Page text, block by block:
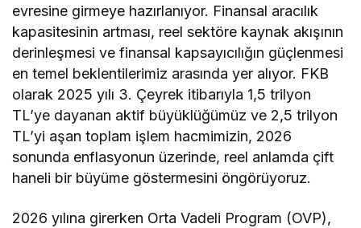
evresine girmeye hazırlanıyor. Finansal aracılık
kapasitesinin artması, reel sektöre kaynak akışının
derinleşmesi ve finansal kapsayıcılığın güçlenmesi
en temel beklentilerimiz arasında yer alıyor. FKB
olarak 2025 yılı 3. Çeyrek itibarıyla 1,5 trilyon
TL’ye dayanan aktif büyüklüğümüz ve 2,5 trilyon
TL’yi aşan toplam işlem hacmimizin, 2026
sonunda enflasyonun üzerinde, reel anlamda çift
haneli bir büyüme göstermesini öngörüyoruz.
2026 yılına girerken Orta Vadeli Program (OVP),